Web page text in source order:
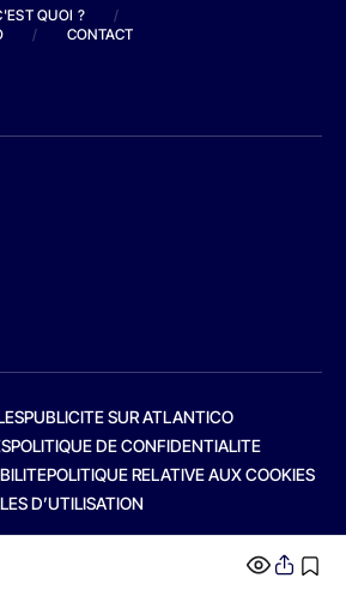
QUOI ?
/
/ CONTACT
PUBLICITE SUR ATLANTICO
POLITIQUE DE CONFIDENTIALITE
POLITIQUE RELATIVE AUX COOKIES
D’UTILISATION